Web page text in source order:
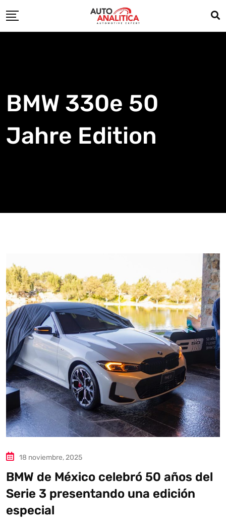
to
BMW 330e 50
Jahre Edition
18 noviembre, 2025
BMW de México celebró 50 años del
Serie 3 presentando una edición
especial
Autoanalítica IA Agente Inteligente
Estoy aquí para encontrar lo que necesitas. ¿Qué estás
buscando? "Este asistente con IA (OpenAI) ofrece
información referencial que puede contener errores.
Asistente con IA en desarrollo. Autoanalítica optimiza
diariamente su exactitud."